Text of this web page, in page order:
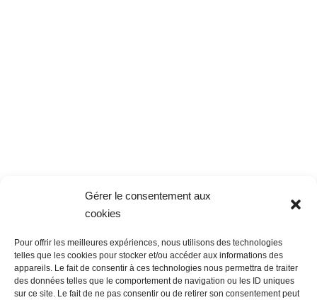
Gérer le consentement aux
cookies
Pour offrir les meilleures expériences, nous utilisons des technologies
telles que les cookies pour stocker et/ou accéder aux informations des
appareils. Le fait de consentir à ces technologies nous permettra de traiter
des données telles que le comportement de navigation ou les ID uniques
sur ce site. Le fait de ne pas consentir ou de retirer son consentement peut